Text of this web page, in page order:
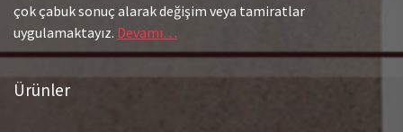
çok çabuk sonuç alarak değişim veya tamiratlar
uygulamaktayız. Devamı…
Ürünler